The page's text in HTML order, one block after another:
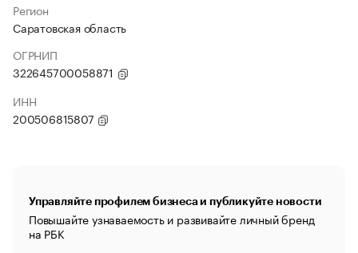
Регион
Саратовская область
ОГРНИП
322645700058871
ИНН
200506815807
Управляйте профилем бизнеса и публикуйте новости
Повышайте узнаваемость и развивайте личный бренд
на РБК